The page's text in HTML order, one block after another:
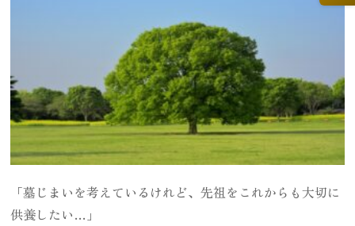
「墓じまいを考えているけれど、先祖をこれからも大切に
供養したい…」